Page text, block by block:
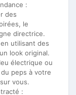
:
des
le
directrice.
utilisant des
look original.
électrique ou
peps à votre
vous.
: